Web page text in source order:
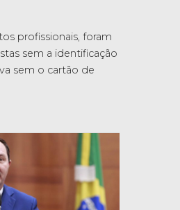
profissionais, foram
sem a identificação
sem o cartão de